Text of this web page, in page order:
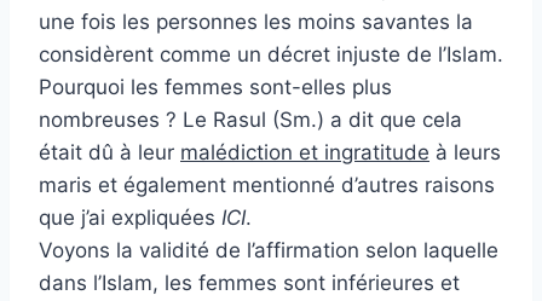
une fois les personnes les moins savantes la
considèrent comme un décret injuste de l’Islam.
Pourquoi les femmes sont-elles plus
nombreuses ? Le Rasul (Sm.) a dit que cela
était dû à leur malédiction et ingratitude à leurs
maris et également mentionné d’autres raisons
que j’ai expliquées ICI.
Voyons la validité de l’affirmation selon laquelle
dans l’Islam, les femmes sont inférieures et